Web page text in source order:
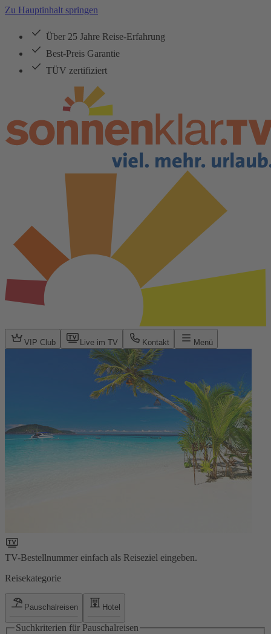
Zu Hauptinhalt springen
Über 25 Jahre Reise-Erfahrung
Best-Preis Garantie
TÜV zertifiziert
VIP Club Live im TV Kontakt Menü
TV-Bestellnummer einfach als Reiseziel eingeben.
Reisekategorie
Pauschalreisen Hotel
Suchkriterien für Pauschalreisen